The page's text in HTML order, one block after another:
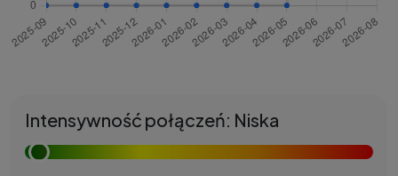
Intensywność połączeń: Niska